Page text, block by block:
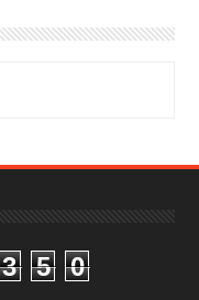
3 5 0